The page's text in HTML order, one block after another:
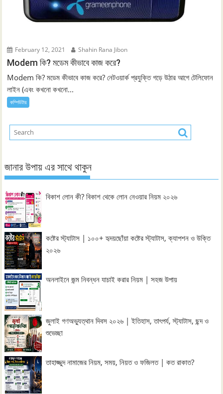
February 12, 2021 Shahin Rana Jibon
Modem কি? মডেম কীভাবে কাজ করে?
Modem কি? মডেম কীভাবে কাজ করে? নেটওয়ার্ক প্রযুক্তি গড়ে উঠার আগে টেলিফোন
লাইন (এবং কখনো কখনো...
কম্পিউটার
জানার উপায় এর সাথে থাকুন
বিকাশ লোন কী? বিকাশ থেকে লোন নেওয়ার নিয়ম ২০২৬
কষ্টের স্ট্যাটাস | ১০০+ হৃদয়ছোঁয়া কষ্টের স্ট্যাটাস, ক্যাপশন ও উক্তি
২০২৬
অনলাইনে জন্ম নিবন্ধন যাচাই করার নিয়ম | সহজ উপায়
জুলাই গণঅভ্যুত্থান দিবস ২০২৬ | ইতিহাস, তাৎপর্য, স্ট্যাটাস, ছন্দ ও
শুভেচ্ছা
তাহাজ্জুদ নামাজের নিয়ম, সময়, নিয়ত ও ফজিলত | কত রাকাত?